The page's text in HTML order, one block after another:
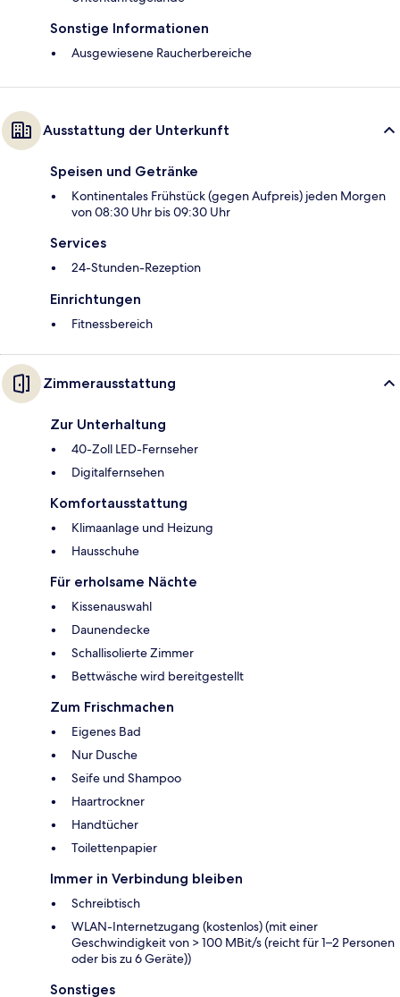
Sonstige Informationen
Ausgewiesene Raucherbereiche
Ausstattung der Unterkunft
Speisen und Getränke
Kontinentales Frühstück (gegen Aufpreis) jeden Morgen
von 08:30 Uhr bis 09:30 Uhr
Services
24-Stunden-Rezeption
Einrichtungen
Fitnessbereich
Zimmerausstattung
Zur Unterhaltung
40-Zoll LED-Fernseher
Digitalfernsehen
Komfortausstattung
Klimaanlage und Heizung
Hausschuhe
Für erholsame Nächte
Kissenauswahl
Daunendecke
Schallisolierte Zimmer
Bettwäsche wird bereitgestellt
Zum Frischmachen
Eigenes Bad
Nur Dusche
Seife und Shampoo
Haartrockner
Handtücher
Toilettenpapier
Immer in Verbindung bleiben
Schreibtisch
WLAN-Internetzugang (kostenlos) (mit einer
Geschwindigkeit von > 100 MBit/s (reicht für 1–2 Personen
oder bis zu 6 Geräte))
Sonstiges